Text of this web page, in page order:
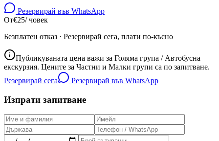
Резервирай във WhatsApp
От€25/ човек
Безплатен отказ · Резервирай сега, плати по-късно
Публикуваната цена важи за Голяма група / Автобусна
екскурзия. Цените за Частни и Малки групи са по запитване.
Резервирай сега
Резервирай във WhatsApp
Изпрати запитване